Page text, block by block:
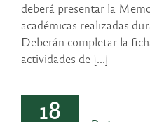
deberá presentar la
académicas realizadas
Deberán completar la
actividades de [...]
18